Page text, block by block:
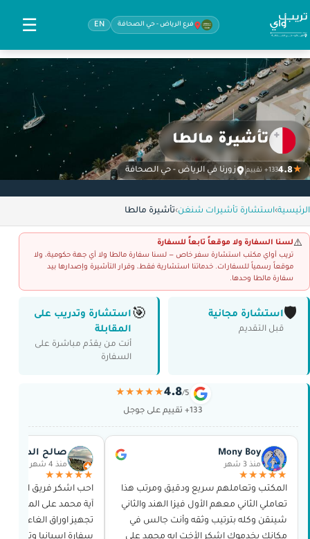
فرع الرياض - حي الصحافة EN
☰
تأشيرة مالطا
★
4.8133+ تقييم زورنا في الرياض - حي الصحافة
الرئيسية›استشارة تأشيرات شنغن›تأشيرة مالطا
⚠️لسنا السفارة ولا موقعاً تابعاً للسفارة
تريب أواي مكتب استشارة سفر خاص — لسنا سفارة مالطا ولا أي جهة حكومية، ولا
موقعاً رسمياً للسفارات. خدماتنا استشارية فقط، وقرار التأشيرة وإصدارها بيد
سفارة مالطا وحدها.
🛡️استشارة مجانية
قبل التقديم
🎯 استشارة وتدريب على
المقابلة
أنت من يقدّم مباشرة على
السفارة
4.8/5
★★★★★
133+ تقييم على جوجل
Mony Boy
منذ 3 شهر
★★★★★
المكتب وتعاملهم سريع ودقيق ومرتب هذا
تعاملي الثاني معهم الأول فيزا الهند والثاني
شينقن وكله بترتيب وثقه وأنت جالس في
مكانك يخدموك اشكر الأخت ايه محمد على
صالح
منذ 4 شهر
★★★★★
احب اشكر فريق العمل
آية محمد على المجهود
تجهيز اوراق الغاء
سفارة اسبانيا وتجهيز